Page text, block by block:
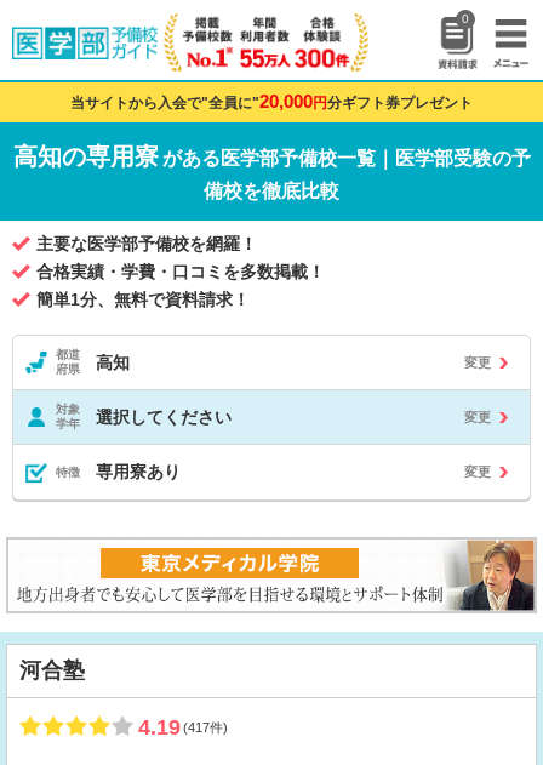
0
当サイトから入会で"全員に"20,000円分ギフト券プレゼント
高知の専用寮 がある医学部予備校一覧｜医学部受験の予
備校を徹底比較
主要な医学部予備校を網羅！
合格実績・学費・口コミを多数掲載！
簡単1分、無料で資料請求！
都道
府県
高知 変更
対象
学年
選択してください 変更
特徴 専用寮あり 変更
河合塾
4.19(417件)